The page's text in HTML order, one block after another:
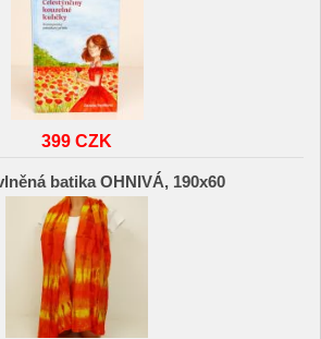
399 CZK
batika OHNIVÁ, 190x60